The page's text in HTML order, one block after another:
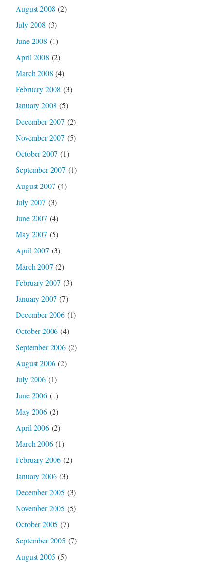
August 2008 (2)
July 2008 (3)
June 2008 (1)
April 2008 (2)
March 2008 (4)
February 2008 (3)
January 2008 (5)
December 2007 (2)
November 2007 (5)
October 2007 (1)
September 2007 (1)
August 2007 (4)
July 2007 (3)
June 2007 (4)
May 2007 (5)
April 2007 (3)
March 2007 (2)
February 2007 (3)
January 2007 (7)
December 2006(1)
October 2006(4)
September 2006(2)
August 2006(2)
July 2006(1)
June 2006(1)
May 2006(2)
April 2006(2)
March 2006(1)
February 2006(2)
January 2006(3)
December 2005 (3)
November 2005 (5)
October 2005 (7)
September 2005 (7)
August 2005 (5)